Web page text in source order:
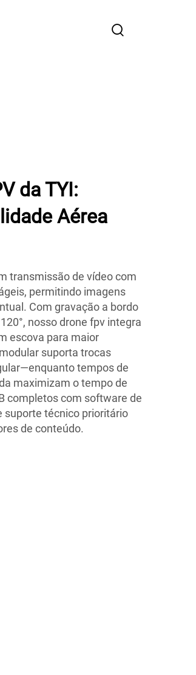
da TYI:
Aérea
transmissão de vídeo com
permitindo imagens
Com gravação a bordo
nosso drone fpv integra
escova para maior
suporta trocas
tempos de
maximizam o tempo de
completos com software de
suporte técnico prioritário
de conteúdo.